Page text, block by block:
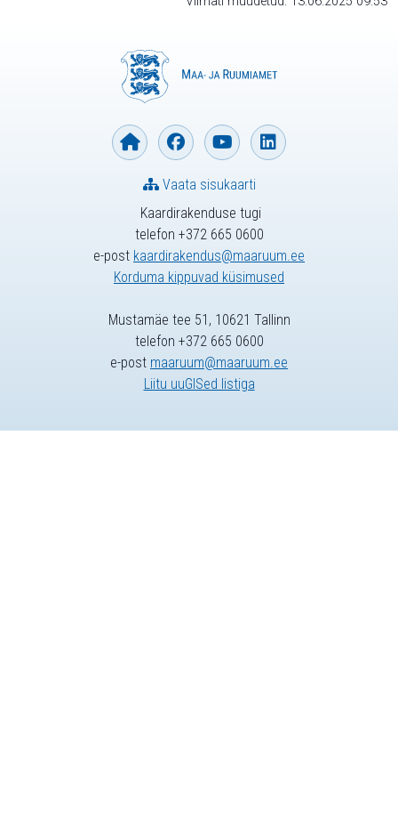
Kaardirakenduse tugi
telefon +372 665 0600
e-post kaardirakendus@maaruum.ee
Korduma kippuvad küsimused
Vaata sisukaarti
Mustamäe tee 51, 10621 Tallinn
telefon +372 665 0600
e-post maaruum@maaruum.ee
Liitu uuGISed listiga